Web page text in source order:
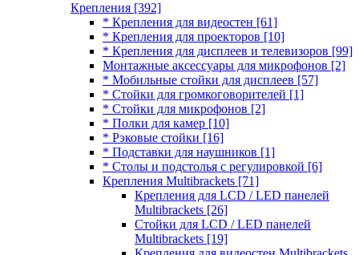
Крепления [392]
* Крепления для видеостен [61]
* Крепления для проекторов [10]
* Крепления для дисплеев и телевизоров [99]
Монтажные аксессуары для микрофонов [2]
* Мобильные стойки для дисплеев [57]
* Стойки для громкоговорителей [1]
* Стойки для микрофонов [2]
* Полки для камер [10]
* Рэковые стойки [16]
* Подставки для наушников [1]
* Столы и подстолья с регулировкой [6]
Крепления Multibrackets [71]
Крепления для LCD / LED панелей
Multibrackets [26]
Стойки для LCD / LED панелей
Multibrackets [19]